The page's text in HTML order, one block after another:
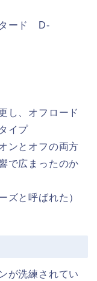
ード D-
し、オフロード
イプ
ンとオフの両方
で広まったのか
ズと呼ばれた）
が洗練されてい